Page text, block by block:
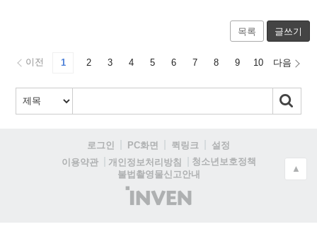
목록 글쓰기
이전 1 2 3 4 5 6 7 8 9 10 다음
로그인 PC화면 퀵링크
설정
이용약관
개인정보처리방침
청소년보호정책
불법촬영물신고안내
(주)
인
▲